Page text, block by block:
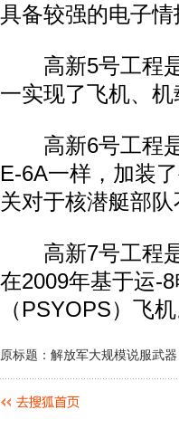
具备较强的电子情
高新5号工程是
一实现了飞机、
高新6号工程是
E-6A一样，加装
关对于核潜艇部队
高新7号工程是
在2009年基于运-
（PSYOPS）飞机
原标题：解放军大规模说服武